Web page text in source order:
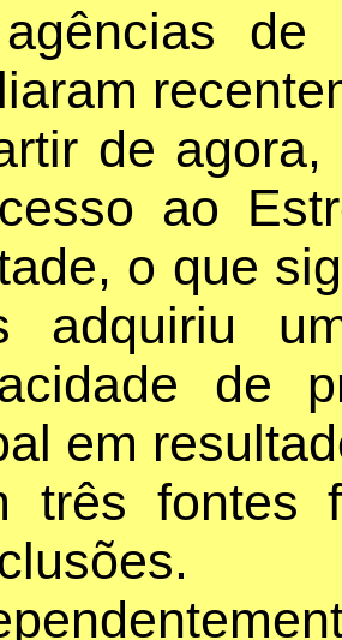
de
de agora,
ao
o que
adquiriu
de
em
três fontes